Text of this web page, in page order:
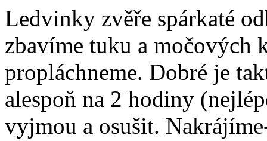
Ledvinky zvěře spárkaté
zbavíme tuku a močových
propláchneme. Dobré je
alespoň na 2 hodiny
vyjmou a osušit.